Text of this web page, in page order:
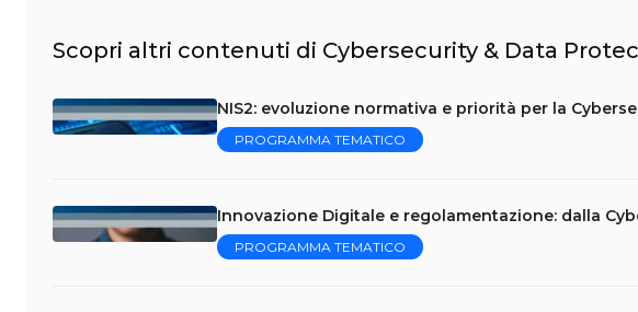
Scopri altri contenuti di Cybersecurity & Data
NIS2: evoluzione normativa e priorità per la
PROGRAMMA TEMATICO
Innovazione Digitale e regolamentazione: dalla
PROGRAMMA TEMATICO